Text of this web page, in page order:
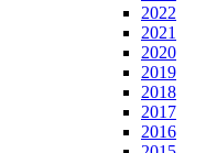
2022
2021
2020
2019
2018
2017
2016